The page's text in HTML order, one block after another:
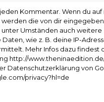
Kommentar. Wenn du
die von dir
Umständen auch weitere
wie z. B. deine IP-
Mehr Infos dazu findest
http://
Datenschutzerklärung von
privacy?hl=de